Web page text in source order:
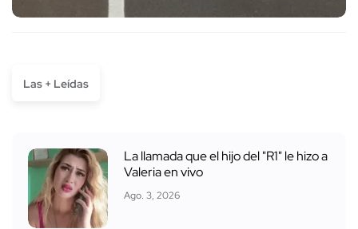
Las + Leídas
La llamada que el hijo del "R1" le hizo a
Valeria en vivo
Ago. 3, 2026